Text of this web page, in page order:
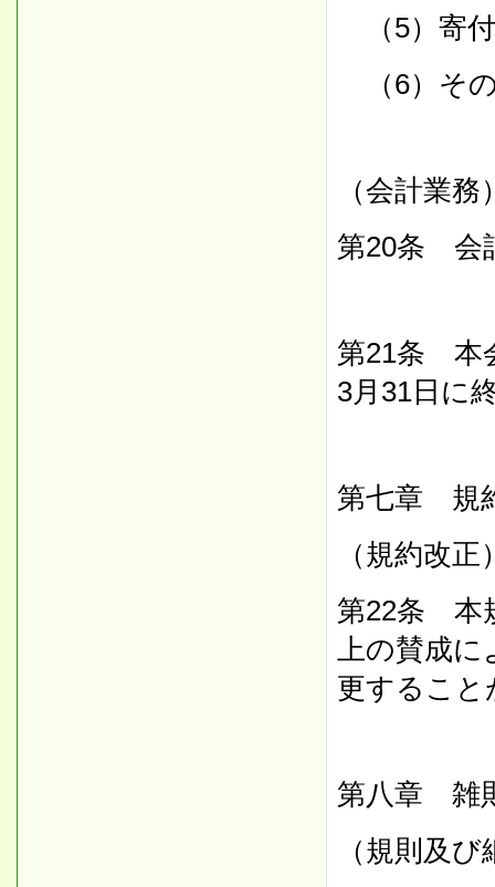
（5）寄
（6） そ
（会計業務
第20条 会
第21条 本
3月31日に
第七章 規
（規約改正
第22条 本
上の賛成
更すること
第八章 雑
（規則及び